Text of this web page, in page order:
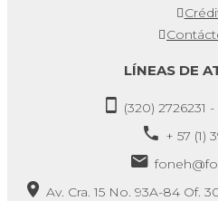
LÍNEAS DE
(320) 2726231
+ 57 (1)
Av. Cra. 15 No. 93A-84